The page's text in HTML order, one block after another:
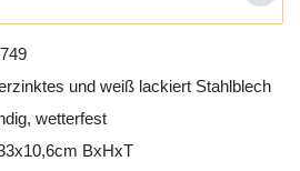
und weiß lackiert Stahlblech
wetterfest
BxHxT